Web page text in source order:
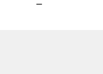
ー